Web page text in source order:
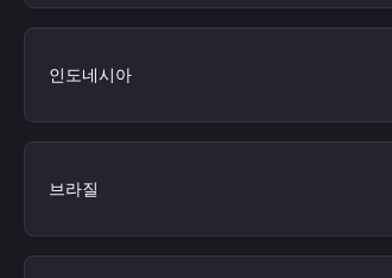
인도네시아
브라질